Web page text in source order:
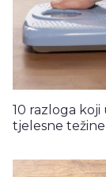
10 razloga
tjelesne težine